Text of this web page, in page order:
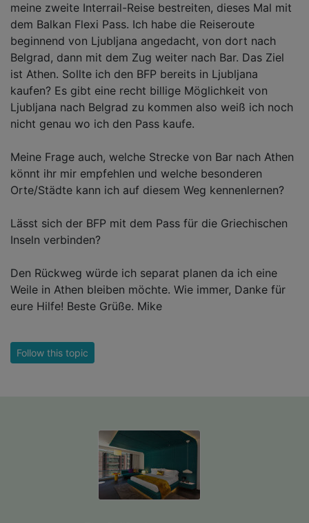
meine zweite Interrail-Reise bestreiten, dieses Mal mit
dem Balkan Flexi Pass. Ich habe die Reiseroute
beginnend von Ljubljana angedacht, von dort nach
Belgrad, dann mit dem Zug weiter nach Bar. Das Ziel
ist Athen. Sollte ich den BFP bereits in Ljubljana
kaufen? Es gibt eine recht billige Möglichkeit von
Ljubljana nach Belgrad zu kommen also weiß ich noch
nicht genau wo ich den Pass kaufe.
Meine Frage auch, welche Strecke von Bar nach Athen
könnt ihr mir empfehlen und welche besonderen
Orte/Städte kann ich auf diesem Weg kennenlernen?
Lässt sich der BFP mit dem Pass für die Griechischen
Inseln verbinden?
Den Rückweg würde ich separat planen da ich eine
Weile in Athen bleiben möchte. Wie immer, Danke für
eure Hilfe! Beste Grüße. Mike
Follow this topic